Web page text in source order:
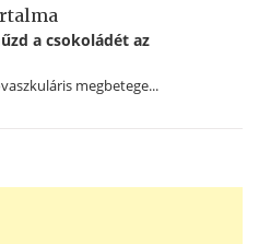
a csokoládét az
megbetege...